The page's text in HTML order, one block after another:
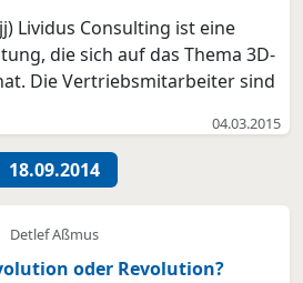
Lividus Consulting ist eine
die sich auf das Thema 3D-
Die Vertriebsmitarbeiter sind
umsetzen lässt. Ralf Steinbeck
Er ist Anfang Fünfzig, e...
04.03.2015
18.09.2014
Detlef Aßmus
oder Revolution?